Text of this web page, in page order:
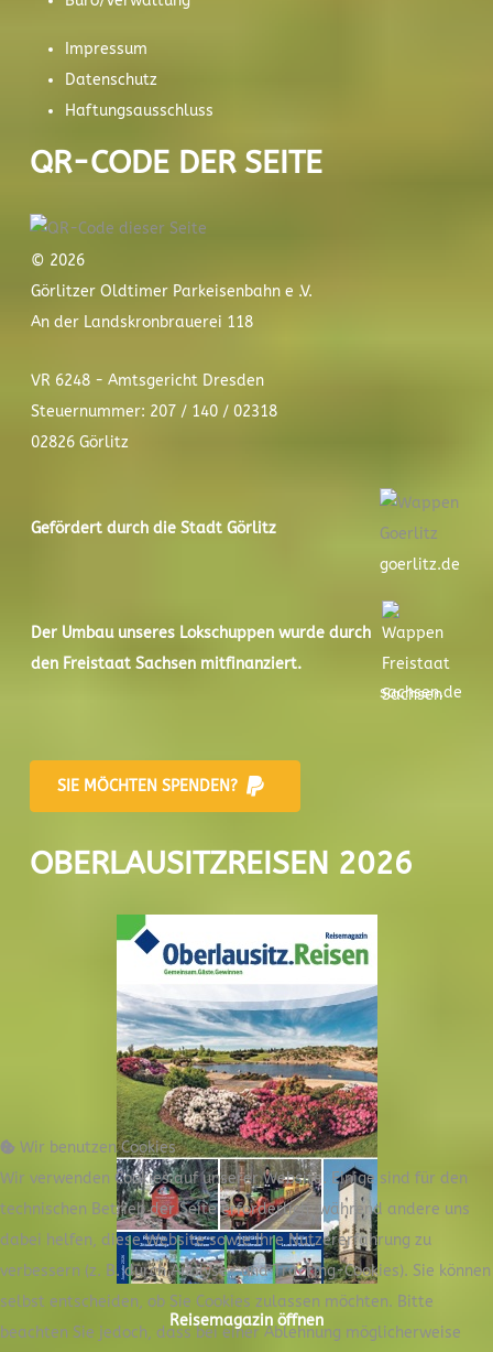
Impressum
Datenschutz
Haftungsausschluss
QR-CODE DER SEITE
© 2026
Görlitzer Oldtimer Parkeisenbahn e .V.
An der Landskronbrauerei 118
VR 6248 - Amtsgericht Dresden
Steuernummer: 207 / 140 / 02318
02826 Görlitz
Gefördert durch die Stadt Görlitz
goerlitz.de
Der Umbau unseres Lokschuppen wurde durch
den Freistaat Sachsen mitfinanziert.
sachsen.de
SIE MÖCHTEN SPENDEN?
OBERLAUSITZREISEN 2026
Reisemagazin öffnen
Wir benutzen Cookies
Wir verwenden Cookies auf unserer Website. Einige sind für den
technischen Betrieb der Seite erforderlich, während andere uns
dabei helfen, diese Website sowie Ihre Nutzererfahrung zu
verbessern (z. B. durch Analyse- und Tracking-Cookies). Sie können
selbst entscheiden, ob Sie Cookies zulassen möchten. Bitte
beachten Sie jedoch, dass bei einer Ablehnung möglicherweise